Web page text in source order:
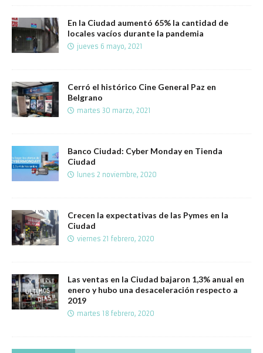
En la Ciudad aumentó 65% la cantidad de
locales vacíos durante la pandemia
jueves 6 mayo, 2021
Cerró el histórico Cine General Paz en
Belgrano
martes 30 marzo, 2021
Banco Ciudad: Cyber Monday en Tienda
Ciudad
lunes 2 noviembre, 2020
Crecen la expectativas de las Pymes en la
Ciudad
viernes 21 febrero, 2020
Las ventas en la Ciudad bajaron 1,3% anual en
enero y hubo una desaceleración respecto a
2019
martes 18 febrero, 2020